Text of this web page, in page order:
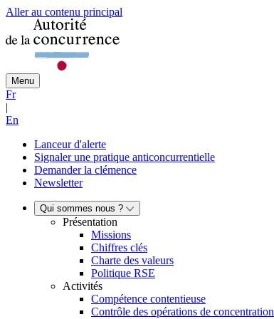
Aller au contenu principal
Menu
Fr
|
En
Lanceur d'alerte
Signaler une pratique anticoncurrentielle
Demander la clémence
Newsletter
Qui sommes nous ?
Présentation
Missions
Chiffres clés
Charte des valeurs
Politique RSE
Activités
Compétence contentieuse
Contrôle des opérations de concentration